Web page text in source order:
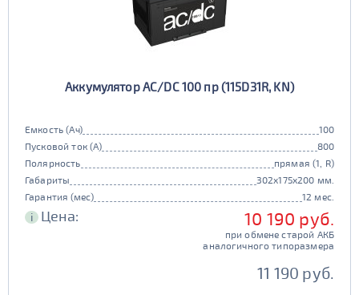
Аккумулятор AC/DC 100 пр (115D31R, KN)
Емкость (Ач)
100
Пусковой ток (А)
800
Полярность
прямая (1, R)
Габариты
302x175x200 мм.
Гарантия (мес)
12 мес.
i Цена: 10 190 руб.
при обмене старой АКБ
аналогичного типоразмера
11 190 руб.